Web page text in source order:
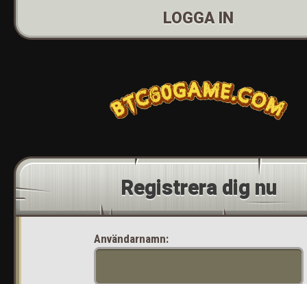
LOGGA IN
Registrera dig nu
Användarnamn: